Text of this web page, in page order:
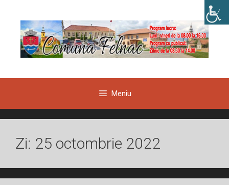
conținut
Meniu
Zi: 25 octombrie 2022